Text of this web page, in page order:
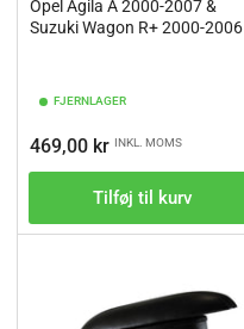
Opel Agila A 2000-2007 &
Suzuki Wagon R+ 2000-2006
FJERNLAGER
Vejl.pris
469,00 kr INKL. MOMS
Tilføj til kurv